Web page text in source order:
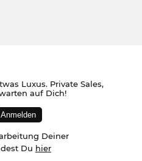
Luxus. Private Sales,
auf Dich!
Deiner
Du hier